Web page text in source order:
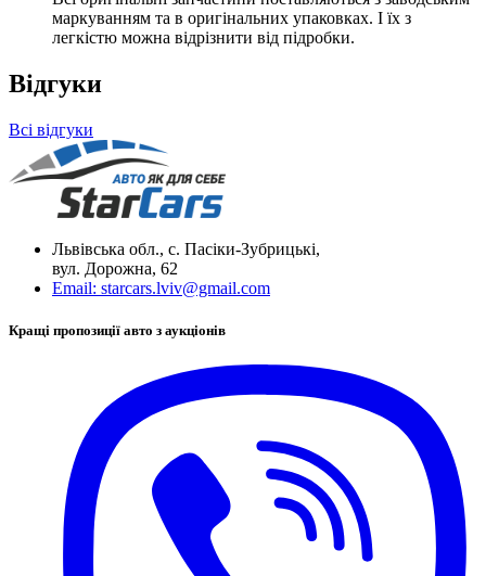
маркуванням та в оригінальних упаковках. І їх з
легкістю можна відрізнити від підробки.
Відгуки
Всі відгуки
Львівська обл., с. Пасіки-Зубрицькі,
вул. Дорожна, 62
Email: starcars.lviv@gmail.com
Кращі пропозиції авто з аукціонів